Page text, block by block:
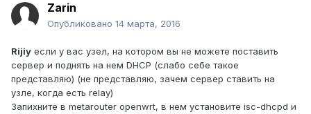
Zarin
Опубликовано 14 марта, 2016
Rijiy если у вас узел, на котором вы не можете поставить
сервер и поднять на нем DHCP (слабо себе такое
представляю) (не представляю, зачем сервер ставить на
узле, когда есть relay)
Запихните в metarouter openwrt, в нем установите isc-dhcpd и